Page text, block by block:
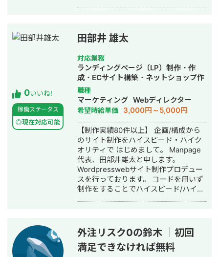
0いいね!
稼働ステータス
◎現在対応可能
田部井 雄太
対応業務
ランディングページ（LP）制作・作
成・ECサイト構築・ネットショップ作
成代行・SNS運用代行・ホームページ
制作・作成・動画制作・動画編集・営
業代行
職種
マーケティング Webディレクター
希望時給単価 3,000円～5,000円
【制作実績80件以上】 企画/構成から
のサイト制作をハイスピード・ハイク
オリティで はじめまして。 Manpage
代表、田部井雄太と申します。
Wordpresswebサイト制作プロデュー
スを行っております。 コードを用いず
制作をすることでハイスピード/ハイク
額費用の一切かからないサイト制作を
行なっております。 制作実績はこちら
です。 アフロリゾート様
外注リスク0の鈴木 ｜初回
満足できなければ無料